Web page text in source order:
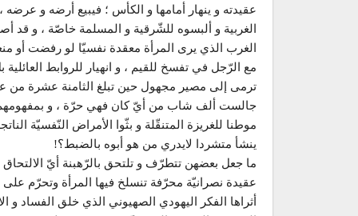
عقيدته و ينهار أمامها و الكأس ؛ فيبيع أرضه و
الغربية و ألبسوه للشّرقية و المسلمة خاصّة ، و قد
الغرب الذي يرى المرأة معقدة نفسيّا لو رفضت أو
مع الرّجل في تفسخ للقيم ، و انهيار للروابط
ترمى إلى مصير مجهول حين تبلغ الثامنة عشرة من
جالست ألف شاب من أيّ كان فهي حرّة ، و بمفهومهم
موطنا للغريزة المتنقّلة و بثّوا الأمراض النّفسيّة
ينشأ متشردا لايدري من هو أبوه بالضبط؟!
ما جعل بعضهن تتطرّف و تلتحق بالرّهبنة أيّ
عقيدة نصرانيّة محرّفة تنسلخ فيها المرأة وتحرّم
أثراها الفكر اليهودي الصهيوني الذي خلق الفساد و